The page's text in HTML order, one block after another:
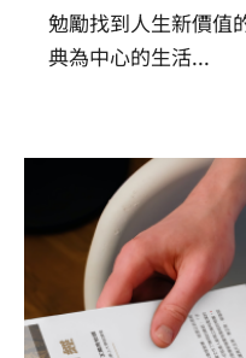
勉勵找到人生新價值
典為中心的生活...